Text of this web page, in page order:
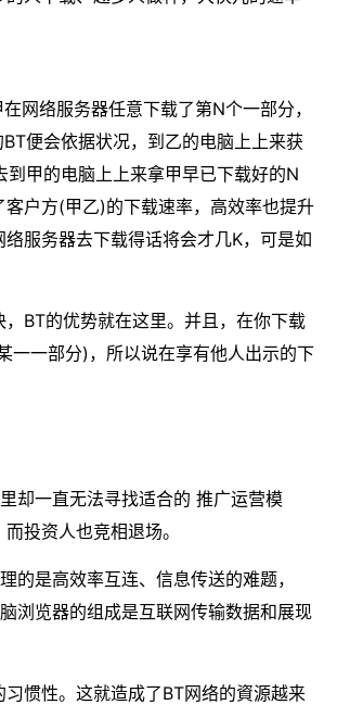
网络服务器任意下载了第N个一部分，
便会依据状况，到乙的电脑上上来获
甲的电脑上上来拿甲早已下载好的N
户方(甲乙)的下载速率，高效率也提升
服务器去下载得话将会才几K，可是如
BT的优势就在这里。并且，在你下载
一一部分)，所以说在享有他人出示的下
却一直无法寻找适合的 推广运营模
投资人也竞相退场。
是高效率互连、信息传送的难题，
浏览器的组成是互联网传输数据和展现
惯性。这就造成了BT网络的資源越来